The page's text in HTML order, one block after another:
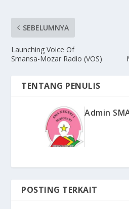
SEBELUMNYA
Launching Voice Of
Smansa-Mozar Radio (VOS)
TENTANG PENULIS
Admin
POSTING TERKAIT